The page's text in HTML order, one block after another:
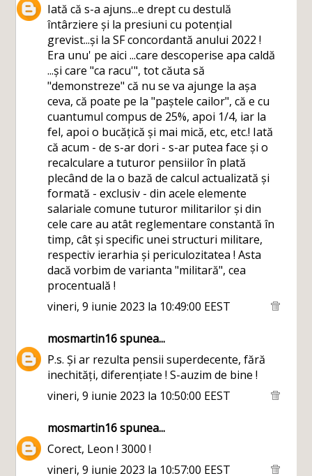
Iată că s-a ajuns...e drept cu destulă
întârziere și la presiuni cu potențial
grevist...și la SF concordantă anului 2022 !
Era unu' pe aici ...care descoperise apa caldă
...și care "ca racu'", tot căuta să
"demonstreze" că nu se va ajunge la așa
ceva, că poate pe la "paștele cailor", că e cu
cuantumul compus de 25%, apoi 1/4, iar la
fel, apoi o bucățică și mai mică, etc, etc.! Iată
că acum - de s-ar dori - s-ar putea face și o
recalculare a tuturor pensiilor în plată
plecând de la o bază de calcul actualizată și
formată - exclusiv - din acele elemente
salariale comune tuturor militarilor și din
cele care au atât reglementare constantă în
timp, cât și specific unei structuri militare,
respectiv ierarhia și periculozitatea ! Asta
dacă vorbim de varianta "militară", cea
procentuală !
vineri, 9 iunie 2023 la 10:49:00 EEST
mosmartin16spunea...
P.s. Și ar rezulta pensii superdecente, fără
inechități, diferențiate ! S-auzim de bine !
vineri, 9 iunie 2023 la 10:50:00 EEST
mosmartin16spunea...
Corect, Leon ! 3000 !
vineri, 9 iunie 2023 la 10:57:00 EEST